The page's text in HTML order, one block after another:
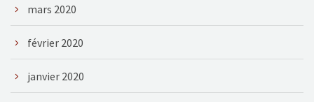
mars 2020
février 2020
janvier 2020